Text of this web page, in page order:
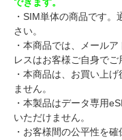
できます。
・SIM単体の商品です
さい。
・本商品では、メール
レスはお客様ご自身でご
・本商品は、お買い上
ません。
・本製品はデータ専用
いただけません。
・お客様間の公平性を